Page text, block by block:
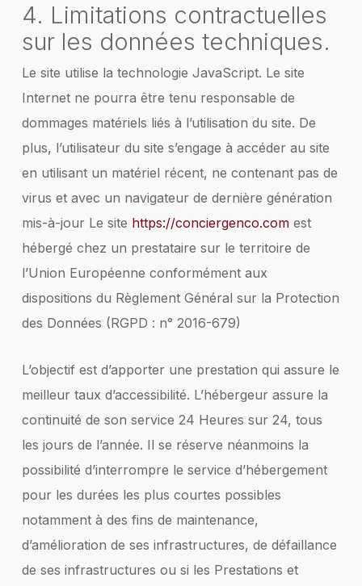
4. Limitations contractuelles
sur les données techniques.
Le site utilise la technologie JavaScript. Le site
Internet ne pourra être tenu responsable de
dommages matériels liés à l’utilisation du site. De
plus, l’utilisateur du site s’engage à accéder au site
en utilisant un matériel récent, ne contenant pas de
virus et avec un navigateur de dernière génération
mis-à-jour Le site https://conciergenco.comest
hébergé chez un prestataire sur le territoire de
l’Union Européenne conformément aux
dispositions du Règlement Général sur la Protection
des Données (RGPD : n° 2016-679)
L’objectif est d’apporter une prestation qui assure le
meilleur taux d’accessibilité. L’hébergeur assure la
continuité de son service 24 Heures sur 24, tous
les jours de l’année. Il se réserve néanmoins la
possibilité d’interrompre le service d’hébergement
pour les durées les plus courtes possibles
notamment à des fins de maintenance,
d’amélioration de ses infrastructures, de défaillance
de ses infrastructures ou si les Prestations et